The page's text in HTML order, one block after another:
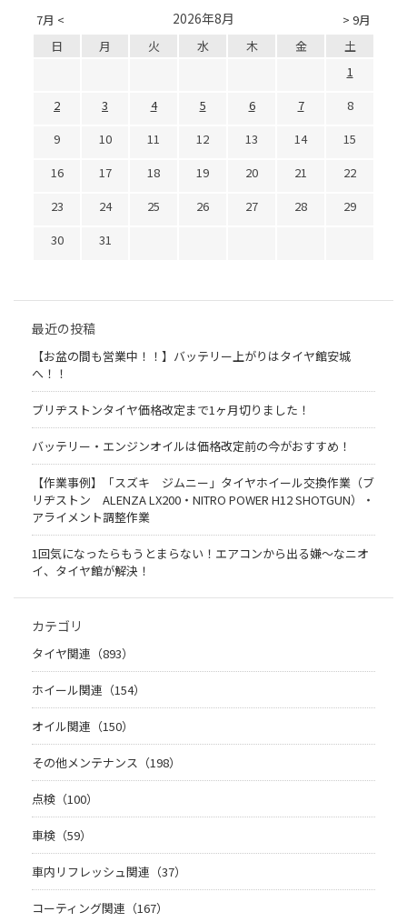
7月 < > 9月
2026年8月
日 月 火 水 木 金
土
1
2
3 4 5 6 7
8
9
10 11 12 13 14
15
16
17 18 19 20 21
22
23
24 25 26 27 28
29
30
31
最近の投稿
【お盆の間も営業中！！】バッテリー上がりはタイヤ館安城
へ！！
ブリヂストンタイヤ価格改定まで1ヶ月切りました！
バッテリー・エンジンオイルは価格改定前の今がおすすめ！
【作業事例】「スズキ ジムニー」タイヤホイール交換作業（ブ
リヂストン ALENZA LX200・NITRO POWER H12 SHOTGUN）・
アライメント調整作業
1回気になったらもうとまらない！エアコンから出る嫌〜なニオ
イ、タイヤ館が解決！
カテゴリ
タイヤ関連（893）
ホイール関連（154）
オイル関連（150）
その他メンテナンス（198）
点検（100）
車検（59）
車内リフレッシュ関連（37）
コーティング関連（167）